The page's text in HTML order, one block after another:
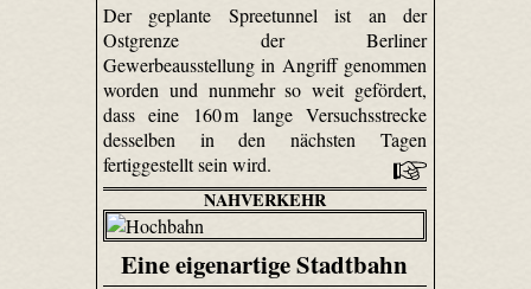
Der geplante Spree­tunnel ist an der
Ostgrenze der Berliner
Gewerbeausstellung in Angriff genommen
worden und nunmehr so weit gefördert,
dass eine 160 m lange Versuchsstrecke
desselben in den nächsten Tagen
fertiggestellt sein wird.
NAHVERKEHR
Eine eigenartige Stadtbahn